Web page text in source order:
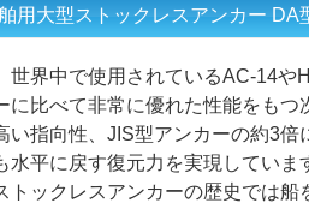
用大型ストックレスアンカー DA
界中で使用されているAC-14や
に比べて非常に優れた性能をもつ
い指向性、JIS型アンカーの約3倍
水平に戻す復元力を実現していま
トックレスアンカーの歴史では船